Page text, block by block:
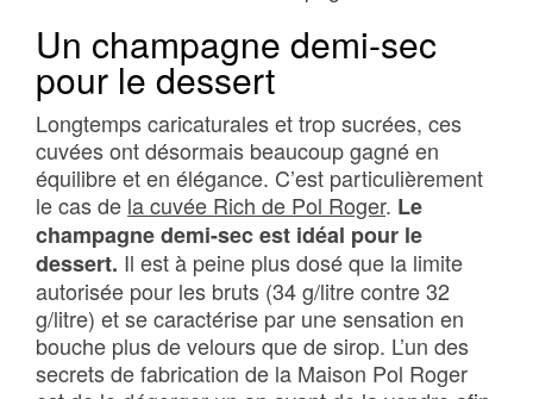
Un champagne demi-sec
pour le dessert
Longtemps caricaturales et trop sucrées, ces
cuvées ont désormais beaucoup gagné en
équilibre et en élégance. C’est particulièrement
le cas de la cuvée Rich de Pol Roger. Le
champagne demi-sec est idéal pour le
dessert. Il est à peine plus dosé que la limite
autorisée pour les bruts (34 g/litre contre 32
g/litre) et se caractérise par une sensation en
bouche plus de velours que de sirop. L’un des
secrets de fabrication de la Maison Pol Roger